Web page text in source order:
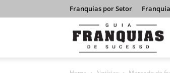
Franquias por Setor